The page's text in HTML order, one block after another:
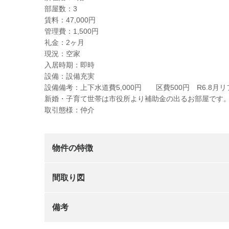
部屋数：3
賃料：47,000円
管理費：1,500円
礼金：2ヶ月
現況：空家
入居時期：即時
設備：設備充実
設備備考：上下水道費5,000円 区費500円 R6.8月リ
新婚・子育て世帯は市役所より補助金の出るお部屋です。
取引態様：仲介
物件の特徴
間取り図
備考